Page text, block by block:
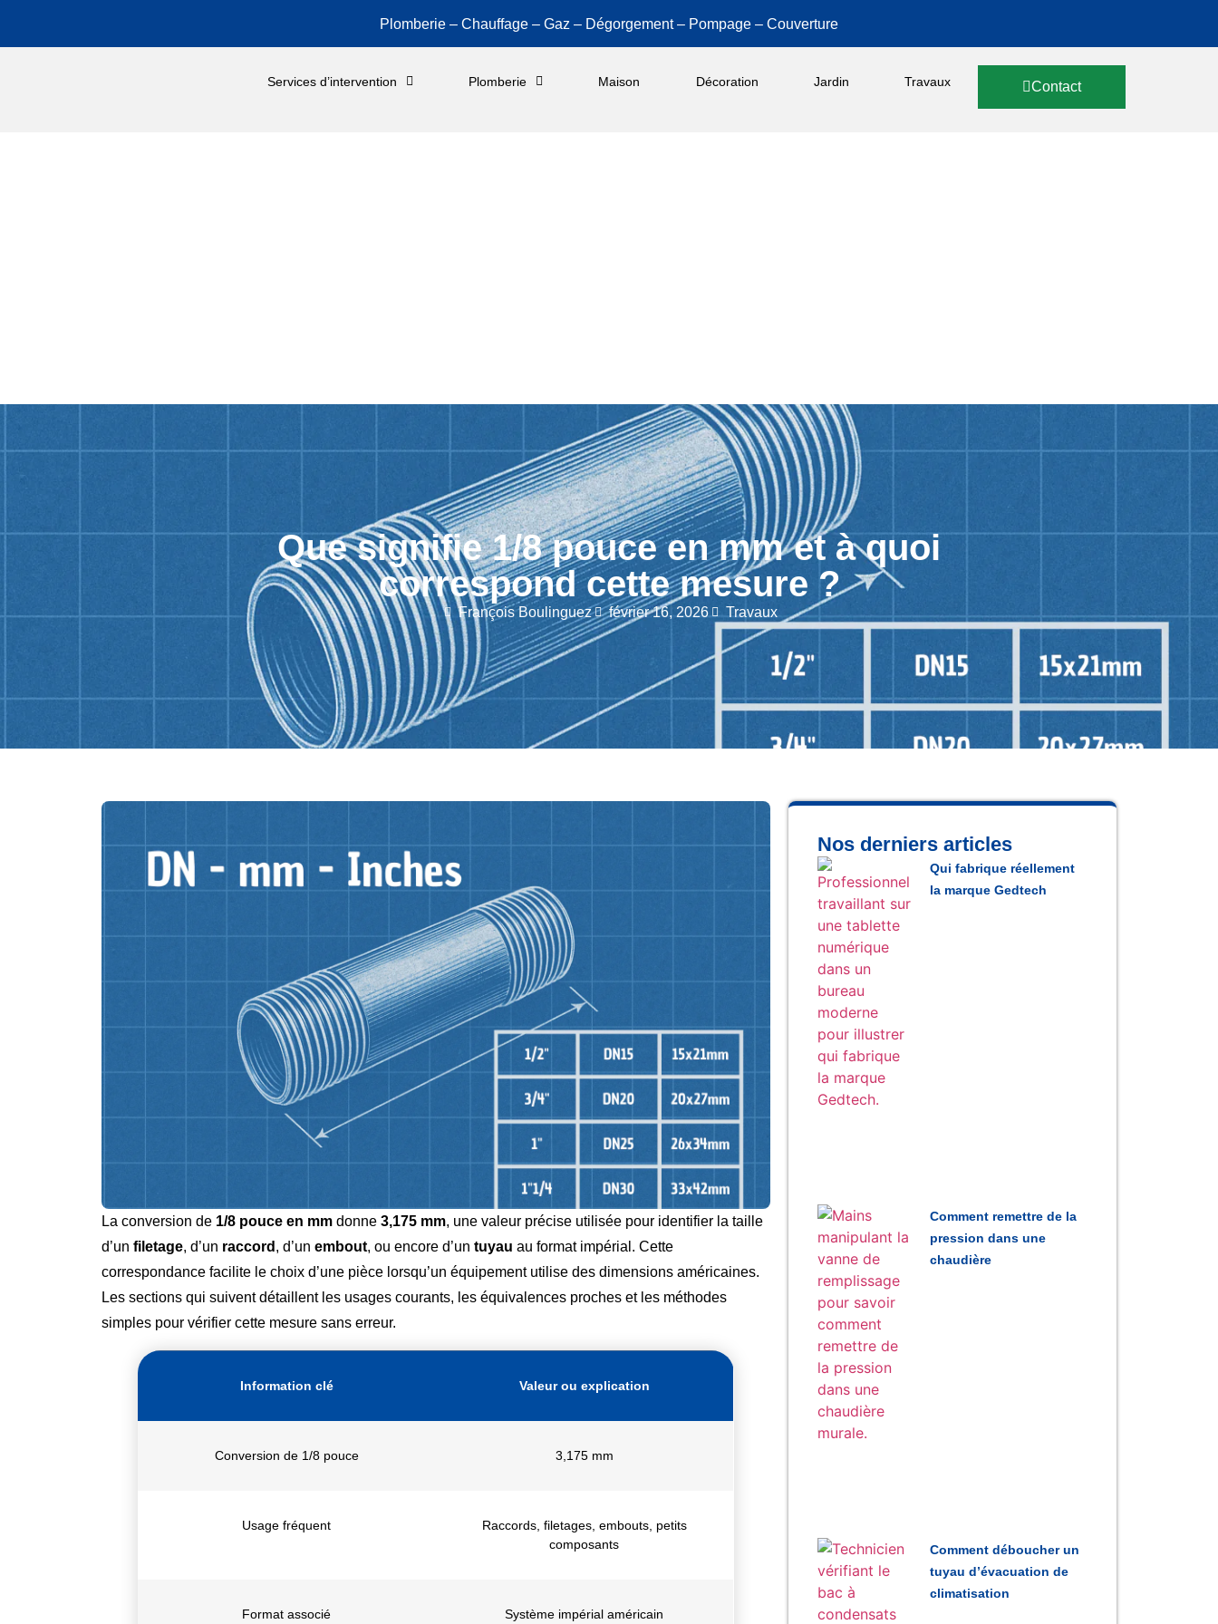
Plomberie – Chauffage – Gaz – Dégorgement – Pompage – Couverture
Services d’intervention Plomberie Maison Décoration Jardin Travaux Contact
Que signifie 1/8 pouce en mm et à quoi
correspond cette mesure ?
François Boulinguez février 16, 2026 Travaux
La conversion de 1/8 pouce en mm donne 3,175 mm, une valeur précise utilisée pour identifier la taille
d’un filetage, d’un raccord , d’un embout, ou encore d’un tuyau au format impérial. Cette
correspondance facilite le choix d’une pièce lorsqu’un équipement utilise des dimensions américaines.
Les sections qui suivent détaillent les usages courants, les équivalences proches et les méthodes
simples pour vérifier cette mesure sans erreur.
Information clé Valeur ou explication
Conversion de 1/8 pouce 3,175 mm
Usage fréquent
Raccords, filetages, embouts, petits
composants
Format associé Système impérial américain
Nos derniers articles
Qui fabrique réellement
la marque Gedtech
Comment remettre de la
pression dans une
chaudière
Comment déboucher un
tuyau d’évacuation de
climatisation